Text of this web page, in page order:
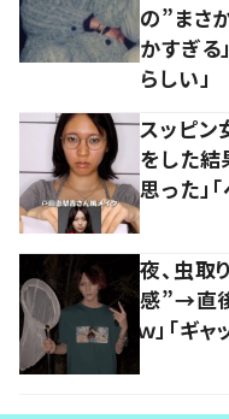
の”まさ
かすぎる
らしい」
スッピ
をした
思った」
夜、虫取
感”→直
ｗ」「ギ